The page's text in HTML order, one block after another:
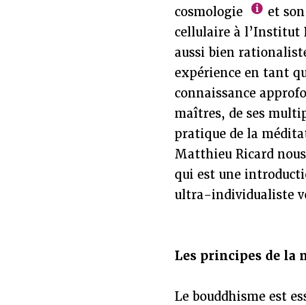
cosmologie
et
cellulaire à l’Institut
aussi bien
expérience en tant
connaissance
maîtres, de ses
pratique de la
Matthieu Ricard
qui est une
ultra-individualiste
Les principes de la
Le bouddhisme est